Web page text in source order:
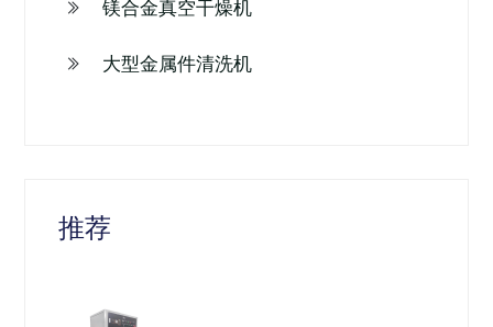
镁合金真空干燥机
大型金属件清洗机
推荐